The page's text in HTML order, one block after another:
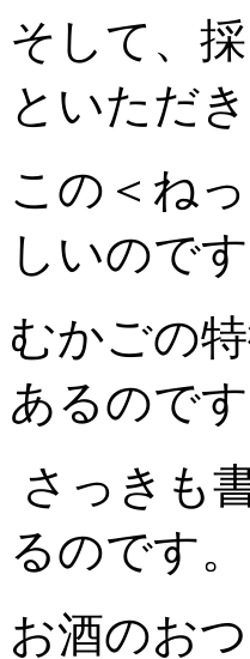
そして、
といただき
この＜ね
しいので
むかごの
あるので
さっきも
るのです。
お酒のお